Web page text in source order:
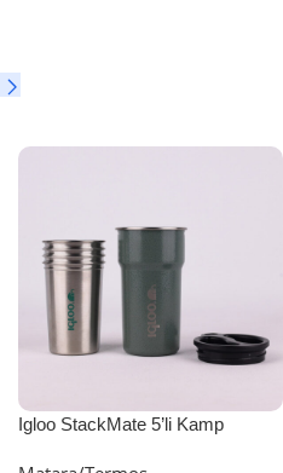
Igloo StackMate 5’li Kamp